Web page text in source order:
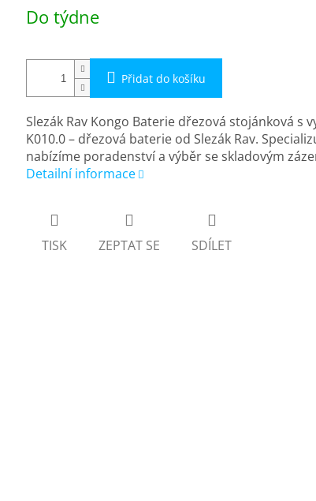
cena:
Do týdne
Přidat do košíku
Slezák Rav Kongo Baterie dřezová stojánková s
K010.0 – dřezová baterie od Slezák Rav.
nabízíme poradenství a výběr se skladovým
Detailní informace
TISK ZEPTAT SE SDÍLET